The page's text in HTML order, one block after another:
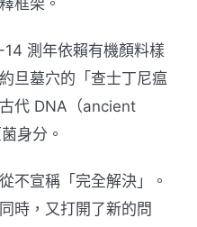
框架。
測年依賴有機顏料樣
旦墓穴的「查士丁尼瘟
代 DNA（ancient
身分。
不宣稱「完全解決」。
時，又打開了新的問